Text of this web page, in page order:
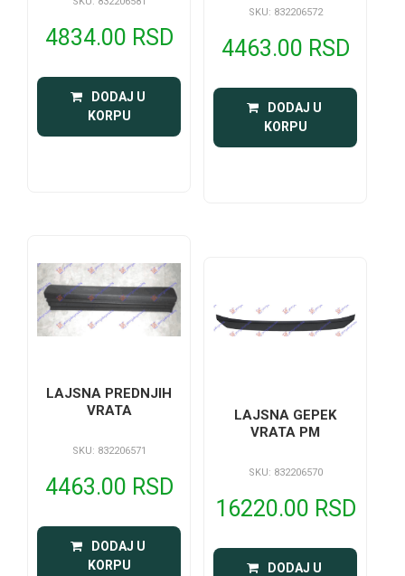
4834.00 RSD
DODAJ U
KORPU
SKU: 832206572
4463.00 RSD
DODAJ U
KORPU
LAJSNA PREDNJIH
VRATA
SKU: 832206571
4463.00 RSD
DODAJ U
KORPU
LAJSNA GEPEK
VRATA PM
SKU: 832206570
16220.00 RSD
DODAJ U